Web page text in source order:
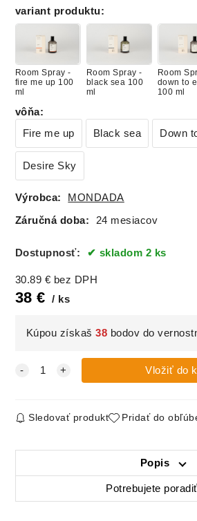
variant produktu:
Room Spray -
fire me up 100
ml
Room Spray -
black sea 100
ml
Room
down to
100 ml
vôňa:
Fire me up
Black sea Down
Desire Sky
Výrobca: MONDADA
Záručná doba: 24 mesiacov
Dostupnosť: skladom 2 ks
30.89 € bez DPH
38 € ks
Kúpou získaš38 bodov do
Sledovať produkt Pridať do
Popis
Potrebujete